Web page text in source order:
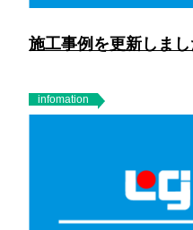
施工事例を更新しまし
infomation